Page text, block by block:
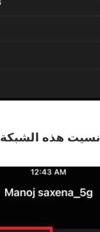
نسيت هذه الشبكة